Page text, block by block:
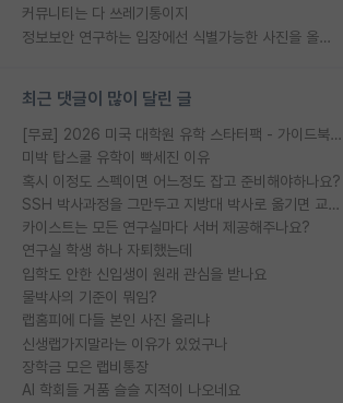
커뮤니티는 다 쓰레기통이지
정보보안 연구하는 입장에선 식별가능한 사진을 올리는건 비추이긴함
최근 댓글이 많이 달린 글
[무료] 2026 미국 대학원 유학 스타터팩 - 가이드북 & 합격자 컨택메일 템플릿
미박 탑스쿨 유학이 빡세진 이유
혹시 이정도 스펙이면 어느정도 잡고 준비해야하나요?
SSH 박사과정을 그만두고 지방대 박사로 옮기면 교수의 꿈은 끝일까요?
카이스트는 모든 연구실마다 서버 제공해주나요?
연구실 학생 하나 자퇴했는데
입학도 안한 신입생이 원래 관심을 받나요
물박사의 기준이 뭐임?
랩홈피에 다들 본인 사진 올리냐
신생랩가지말라는 이유가 있었구나
장학금 모은 랩비통장
AI 학회들 거품 슬슬 지적이 나오네요